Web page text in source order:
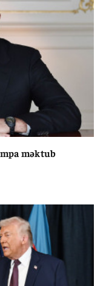
məktub